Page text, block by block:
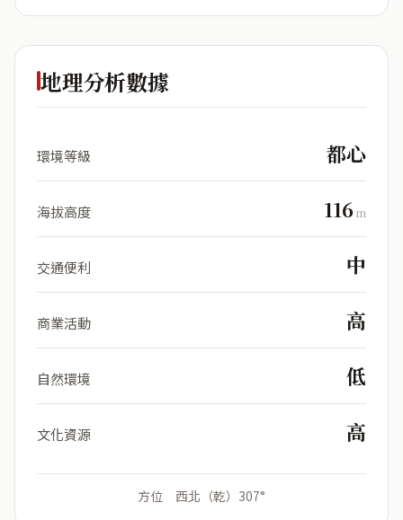
地理分析數據
環境等級 都心
海拔高度 116m
交通便利 中
商業活動 高
自然環境 低
文化資源 高
方位 西北（乾）307°